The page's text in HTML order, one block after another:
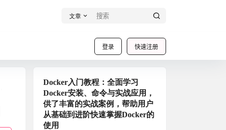
文章
登录 快速注册
Docker入门教程：全面学习
Docker安装、命令与实战应用，
供了丰富的实战案例，帮助用户
从基础到进阶快速掌握Docker的
使用